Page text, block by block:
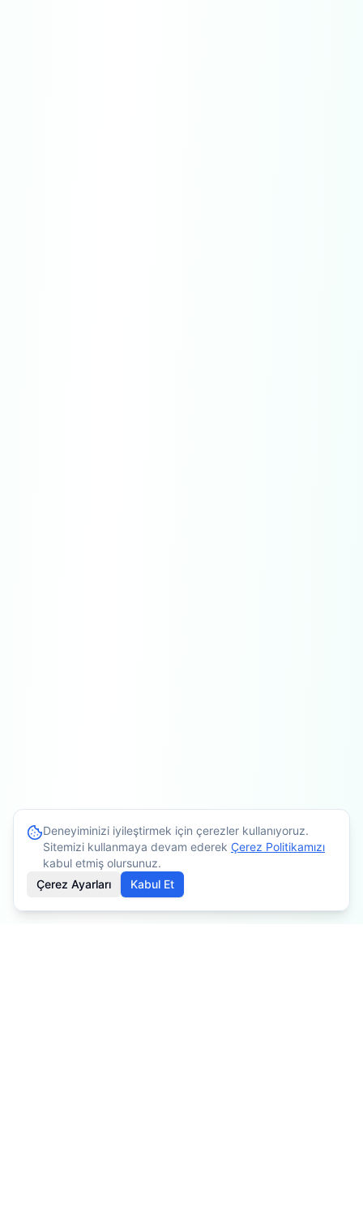
Deneyiminizi iyileştirmek için çerezler kullanıyoruz.
Sitemizi kullanmaya devam ederek Çerez Politikamızı
kabul etmiş olursunuz.
Çerez Ayarları
Kabul Et